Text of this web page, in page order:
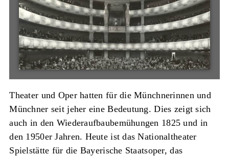
Theater und Oper hatten für die Münchnerinnen und
Münchner seit jeher eine Bedeutung. Dies zeigt sich
auch in den Wiederaufbaubemühungen 1825 und in
den 1950er Jahren. Heute ist das Nationaltheater
Spielstätte für die Bayerische Staatsoper, das